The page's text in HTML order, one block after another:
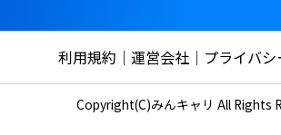
利用規約 運営会社 プライバ
Copyright(C)みんキャリ All Rights